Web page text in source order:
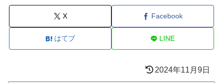
X Facebook
はてブ LINE
2024年11月9日